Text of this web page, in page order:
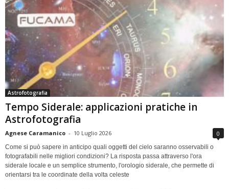
Astrofotografia
Tempo Siderale: applicazioni pratiche in
Astrofotografia
Agnese Caramanico - 10 Luglio 2026 0
Come si può sapere in anticipo quali oggetti del cielo saranno osservabili o
fotografabili nelle migliori condizioni? La risposta passa attraverso l'ora
siderale locale e un semplice strumento, l'orologio siderale, che permette di
orientarsi tra le coordinate della volta celeste